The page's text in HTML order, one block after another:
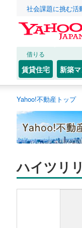
社会課題に挑む活
借りる
賃貸住宅 新築
Yahoo!不動産トップ
ハイツリ